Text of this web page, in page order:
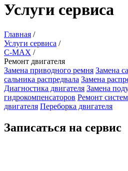
Услуги сервиса
Главная /
Услуги сервиса /
C-MAX /
Ремонт двигателя
Замена приводного ремня Замена
сальника распредвала Замена
Диагностика двигателя Замена
гидрокомпенсаторов Ремонт
двигателя Переборка двигателя
Записаться на сервис